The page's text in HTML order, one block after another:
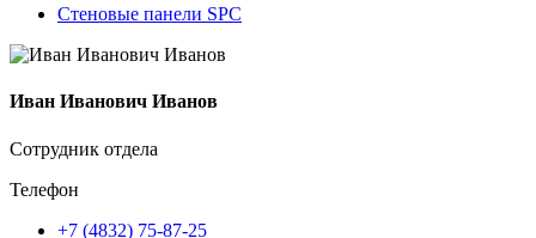
Стеновые панели SPC
Иван Иванович Иванов
Сотрудник отдела
Телефон
+7 (4832) 75-87-25